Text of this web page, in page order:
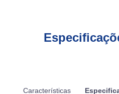
Características